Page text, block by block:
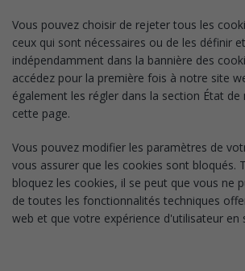
Vous pouvez choisir de rejeter tous les
ceux qui sont nécessaires ou de les définir
indépendamment dans la bannière des
accédez pour la première fois à notre site
également les régler dans la section État de
cette page.
Vous pouvez modifier les paramètres de
vous assurer que les cookies sont bloqués.
bloquez les cookies, il se peut que vous ne
de toutes les fonctionnalités techniques
web et que votre expérience d'utilisateur en